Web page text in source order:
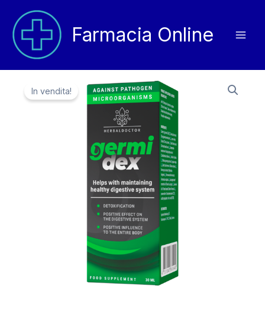
contenuto
Farmacia Online
In vendita!